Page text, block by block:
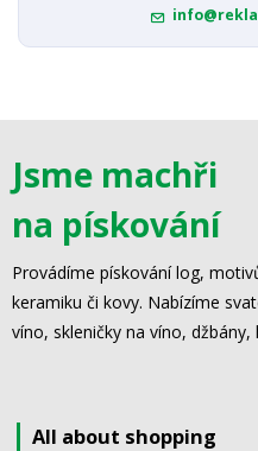
Jsme machři
na pískování
Provádíme pískování log,
keramiku či kovy. Nabízíme
víno, skleničky na víno, džbány,
All about shopping